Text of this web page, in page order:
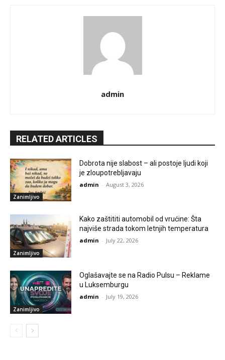
admin
RELATED ARTICLES
Zanimljivo
Dobrota nije slabost – ali postoje ljudi koji
je zloupotrebljavaju
admin - August 3, 2026
Zanimljivo
Kako zaštititi automobil od vrućine: Šta
najviše strada tokom letnjih temperatura
admin - July 22, 2026
Zanimljivo
Oglašavajte se na Radio Pulsu – Reklame
u Luksemburgu
admin - July 19, 2026